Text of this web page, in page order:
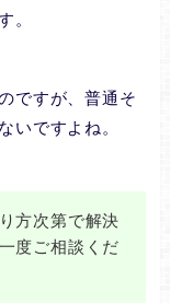
。
ですが、普通そ
いですよね。
方次第で解決
度ご相談くだ